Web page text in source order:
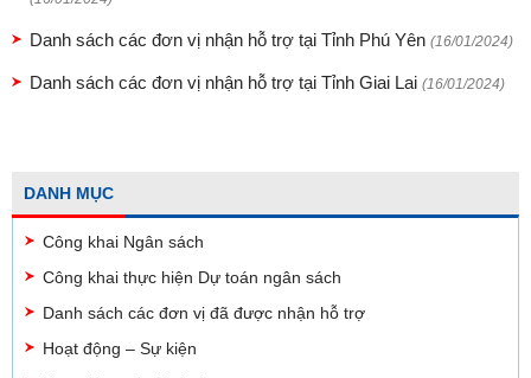
Danh sách các đơn vị nhận hỗ trợ tại Tỉnh Phú Yên (16/01/2024)
Danh sách các đơn vị nhận hỗ trợ tại Tỉnh Giai Lai (16/01/2024)
DANH MỤC
Công khai Ngân sách
Công khai thực hiện Dự toán ngân sách
Danh sách các đơn vị đã được nhận hỗ trợ
Hoạt động – Sự kiện